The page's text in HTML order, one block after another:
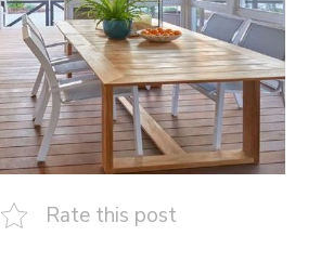
Rate this post